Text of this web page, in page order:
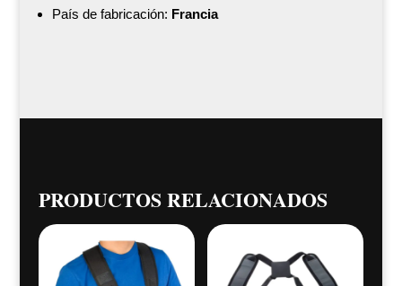
País de fabricación: Francia
PRODUCTOS RELACIONADOS